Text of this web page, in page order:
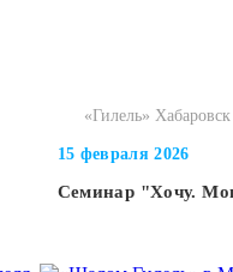
«Гилель» Хабаровск
15 февраля 2026
Семинар "Хочу.